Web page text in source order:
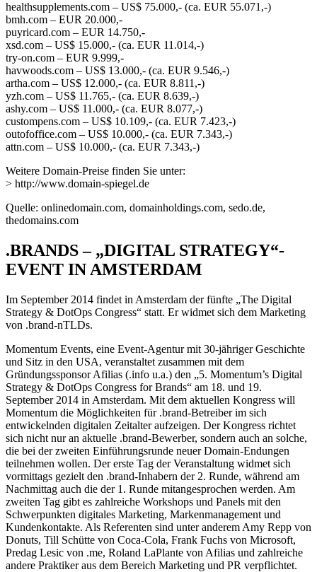
healthsupplements.com – US$ 75.000,- (ca. EUR 55.071,-)
bmh.com – EUR 20.000,-
puyricard.com – EUR 14.750,-
xsd.com – US$ 15.000,- (ca. EUR 11.014,-)
try-on.com – EUR 9.999,-
havwoods.com – US$ 13.000,- (ca. EUR 9.546,-)
artha.com – US$ 12.000,- (ca. EUR 8.811,-)
yzh.com – US$ 11.765,- (ca. EUR 8.639,-)
ashy.com – US$ 11.000,- (ca. EUR 8.077,-)
custompens.com – US$ 10.109,- (ca. EUR 7.423,-)
outofoffice.com – US$ 10.000,- (ca. EUR 7.343,-)
attn.com – US$ 10.000,- (ca. EUR 7.343,-)
Weitere Domain-Preise finden Sie unter:
> http://www.domain-spiegel.de
Quelle: onlinedomain.com, domainholdings.com, sedo.de,
thedomains.com
.BRANDS – „DIGITAL STRATEGY“-
EVENT IN AMSTERDAM
Im September 2014 findet in Amsterdam der fünfte „The Digital
Strategy & DotOps Congress“ statt. Er widmet sich dem Marketing
von .brand-nTLDs.
Momentum Events, eine Event-Agentur mit 30-jähriger Geschichte
und Sitz in den USA, veranstaltet zusammen mit dem
Gründungssponsor Afilias (.info u.a.) den „5. Momentum’s Digital
Strategy & DotOps Congress for Brands“ am 18. und 19.
September 2014 in Amsterdam. Mit dem aktuellen Kongress will
Momentum die Möglichkeiten für .brand-Betreiber im sich
entwickelnden digitalen Zeitalter aufzeigen. Der Kongress richtet
sich nicht nur an aktuelle .brand-Bewerber, sondern auch an solche,
die bei der zweiten Einführungsrunde neuer Domain-Endungen
teilnehmen wollen. Der erste Tag der Veranstaltung widmet sich
vormittags gezielt den .brand-Inhabern der 2. Runde, während am
Nachmittag auch die der 1. Runde mitangesprochen werden. Am
zweiten Tag gibt es zahlreiche Workshops und Panels mit den
Schwerpunkten digitales Marketing, Markenmanagement und
Kundenkontakte. Als Referenten sind unter anderem Amy Repp von
Donuts, Till Schütte von Coca-Cola, Frank Fuchs von Microsoft,
Predag Lesic von .me, Roland LaPlante von Afilias und zahlreiche
andere Praktiker aus dem Bereich Marketing und PR verpflichtet.